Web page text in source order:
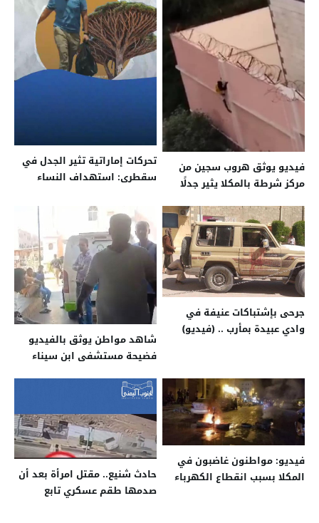
فيديو يوثق هروب سجين من
مركز شرطة بالمكلا يثير جدلًا
تحركات إماراتية تثير الجدل في
سقطرى: استهداف النساء
اليمنية
جرحى بإشتباكات عنيفة في
وادي عبيدة بمأرب .. (فيديو)
شاهد مواطن يوثق بالفيديو
فضيحة مستشفى ابن سيناء
فيديو: مواطنون غاضبون في
المكلا بسبب انقطاع الكهرباء
حادث شنيع.. مقتل امرأة بعد أن
صدمها طقم عسكري تابع